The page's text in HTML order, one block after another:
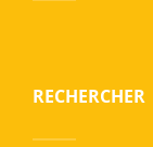
RECHERCHER